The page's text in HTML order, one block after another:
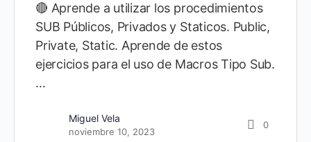
🔴 Aprende a utilizar los procedimientos
SUB Públicos, Privados y Staticos. Public,
Private, Static. Aprende de estos
ejercicios para el uso de Macros Tipo Sub.
…
Miguel Vela
noviembre 10, 2023
0